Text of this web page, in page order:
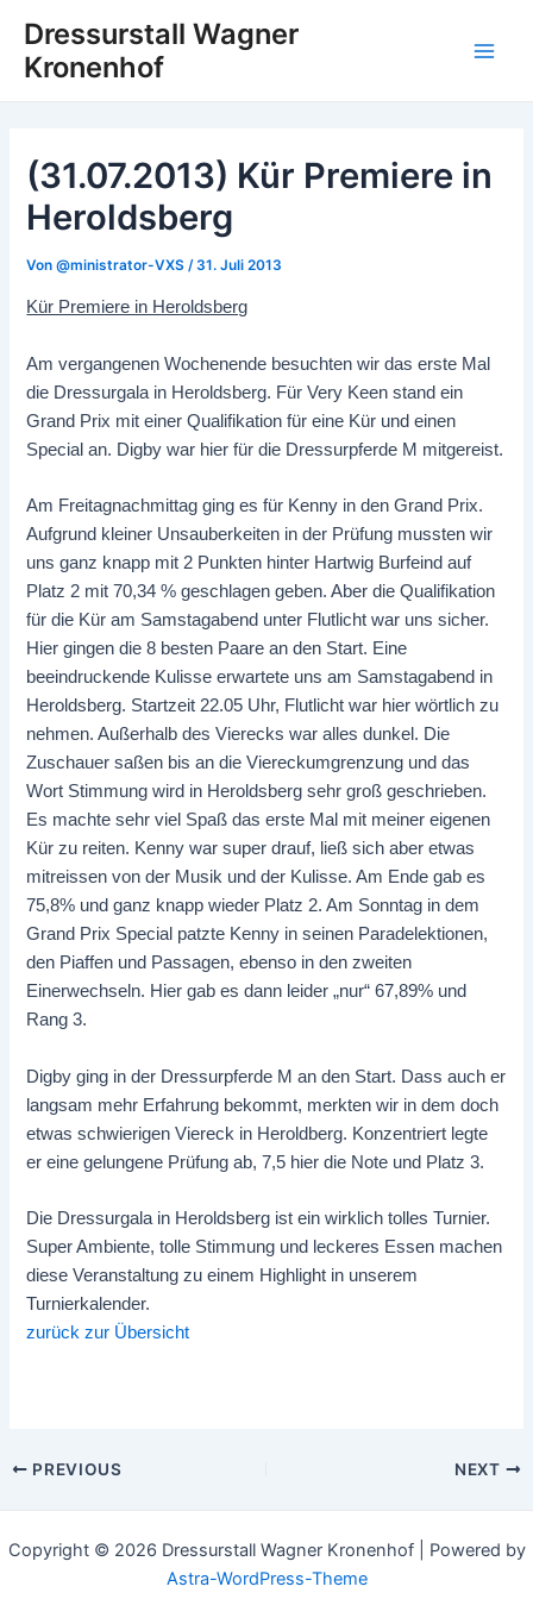
Inhalt
springen
Dressurstall Wagner
Kronenhof
(31.07.2013) Kür Premiere in
Heroldsberg
Von@ministrator-VXS/31. Juli 2013
Kür Premiere in Heroldsberg
Am vergangenen Wochenende besuchten wir das erste Mal
die Dressurgala in Heroldsberg. Für Very Keen stand ein
Grand Prix mit einer Qualifikation für eine Kür und einen
Special an. Digby war hier für die Dressurpferde M mitgereist.
Am Freitagnachmittag ging es für Kenny in den Grand Prix.
Aufgrund kleiner Unsauberkeiten in der Prüfung mussten wir
uns ganz knapp mit 2 Punkten hinter Hartwig Burfeind auf
Platz 2 mit 70,34 % geschlagen geben. Aber die Qualifikation
für die Kür am Samstagabend unter Flutlicht war uns sicher.
Hier gingen die 8 besten Paare an den Start. Eine
beeindruckende Kulisse erwartete uns am Samstagabend in
Heroldsberg. Startzeit 22.05 Uhr, Flutlicht war hier wörtlich zu
nehmen. Außerhalb des Vierecks war alles dunkel. Die
Zuschauer saßen bis an die Viereckumgrenzung und das
Wort Stimmung wird in Heroldsberg sehr groß geschrieben.
Es machte sehr viel Spaß das erste Mal mit meiner eigenen
Kür zu reiten. Kenny war super drauf, ließ sich aber etwas
mitreissen von der Musik und der Kulisse. Am Ende gab es
75,8% und ganz knapp wieder Platz 2. Am Sonntag in dem
Grand Prix Special patzte Kenny in seinen Paradelektionen,
den Piaffen und Passagen, ebenso in den zweiten
Einerwechseln. Hier gab es dann leider „nur“ 67,89% und
Rang 3.
Digby ging in der Dressurpferde M an den Start. Dass auch er
langsam mehr Erfahrung bekommt, merkten wir in dem doch
etwas schwierigen Viereck in Heroldberg. Konzentriert legte
er eine gelungene Prüfung ab, 7,5 hier die Note und Platz 3.
Die Dressurgala in Heroldsberg ist ein wirklich tolles Turnier.
Super Ambiente, tolle Stimmung und leckeres Essen machen
diese Veranstaltung zu einem Highlight in unserem
Turnierkalender.
zurück zur Übersicht
navigation
PREVIOUS NEXT
Copyright © 2026 Dressurstall Wagner Kronenhof | Powered by
Astra-WordPress-Theme